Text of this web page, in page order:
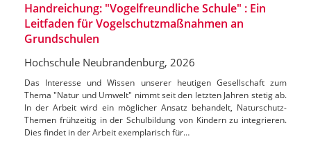
Handreichung: "Vogelfreundliche Schule" : Ein
Leitfaden für Vogelschutzmaßnahmen an
Grundschulen
Hochschule Neubrandenburg, 2026
Das Interesse und Wissen unserer heutigen Gesellschaft zum
Thema "Natur und Umwelt" nimmt seit den letzten Jahren stetig ab.
In der Arbeit wird ein möglicher Ansatz behandelt, Naturschutz-
Themen frühzeitig in der Schulbildung von Kindern zu integrieren.
Dies findet in der Arbeit exemplarisch für…